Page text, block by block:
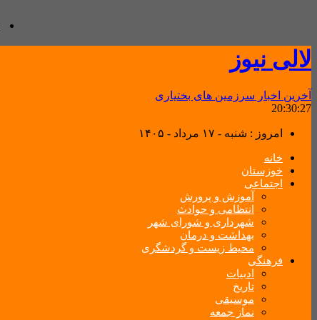
لالی نیوز
آخرین اخبار سرزمین های بختیاری
20:30:29
امروز : شنبه - ۱۷ مرداد - ۱۴۰۵
خانه
خوزستان
اجتماعی
آموزش و پرورش
انتظامی و حوادث
شهرداری و شورای شهر
بهداشت و درمان
محیط زیست و گردشگری
فرهنگی
ادبیات
تاریخ
موسیقی
نماز جمعه